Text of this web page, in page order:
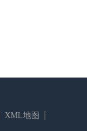
XML地图